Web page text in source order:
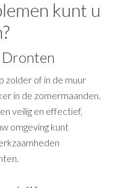
kunt u
zolder of in de muur
in de zomermaanden.
veilig en effectief,
omgeving kunt